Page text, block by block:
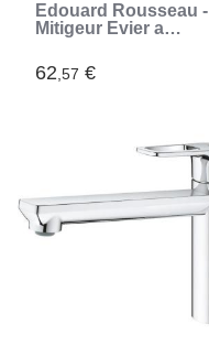
Edouard Rousseau -
Mitigeur Evier a
KOBEN - Noir /
Chromé (Gris)
62,57 €